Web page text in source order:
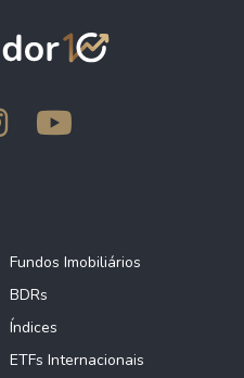
Fundos Imobiliários
BDRs
Índices
ETFs Internacionais